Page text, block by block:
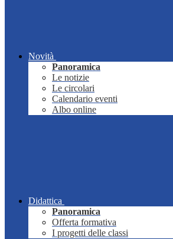
Novità
Panoramica
Le notizie
Le circolari
Calendario eventi
Albo online
Didattica
Panoramica
Offerta formativa
I progetti delle classi